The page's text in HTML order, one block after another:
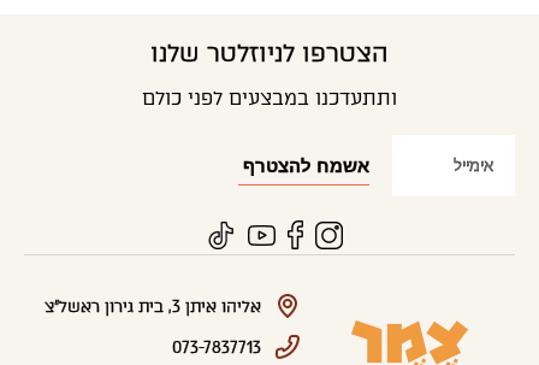
הצטרפו לניוזלטר שלנו
ותתעדכנו במבצעים לפני כולם
אליהו איתן 3, בית גירון ראשל"צ
073-7837713